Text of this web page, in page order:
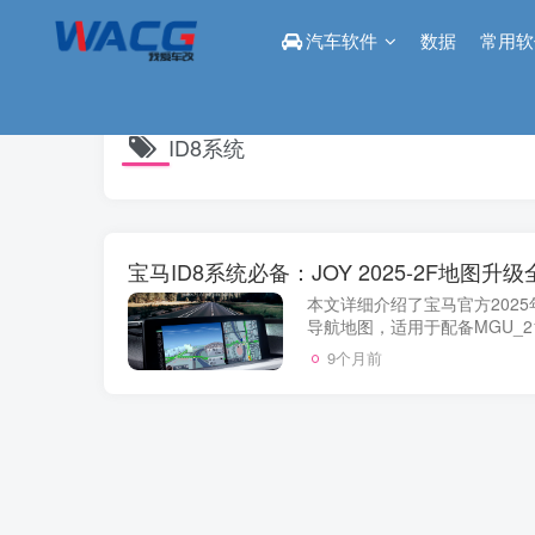
汽车软件 数据 常用
ID8系统
宝马ID8系统必备：JOY 2025-2F地图升级
本文详细介绍了宝马官方
导航地图，适用于配备
了从U盘准备、文件下载到车
资源链接，帮助车主顺利...
9个月前